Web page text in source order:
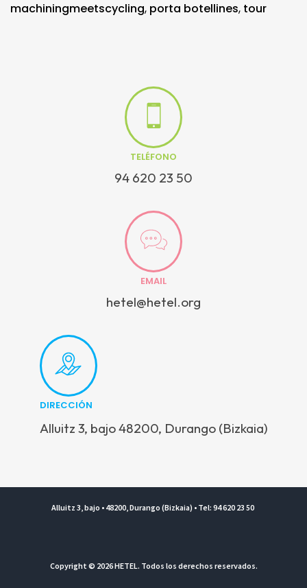
machiningmeetscycling, porta botellines, tour
TELÉFONO
94 620 23 50
EMAIL
hetel@hetel.org
DIRECCIÓN
Alluitz 3, bajo 48200, Durango (Bizkaia)
Alluitz 3, bajo • 48200, Durango (Bizkaia) • Tel: 94 620 23 50
Copyright © 2026 HETEL. Todos los derechos reservados.